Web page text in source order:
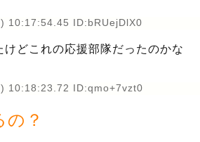
10:17:54.45 ID:bRUejDlX0
どこれの応援部隊だったのかな
10:18:23.72 ID:qmo+7vzt0
？